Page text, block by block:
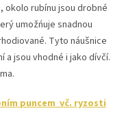
okolo rubínu jsou drobné
umožńuje snadnou
Tyto náušnice
a jsou vhodné i jako dívčí.
puncem vč. ryzosti